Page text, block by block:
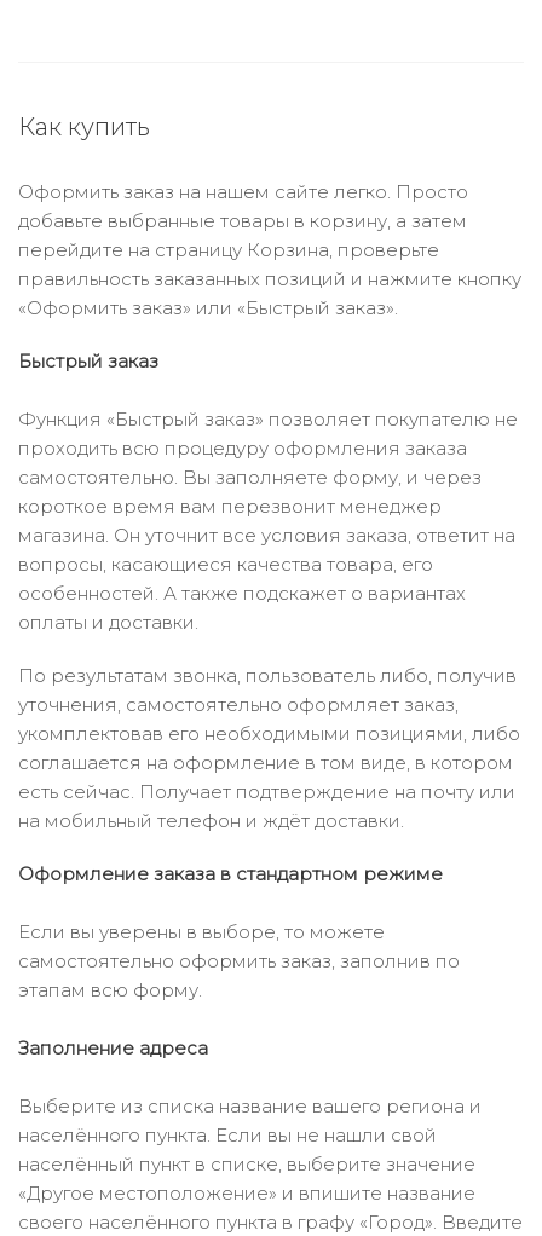
Как купить
Оформить заказ на нашем сайте легко. Просто
добавьте выбранные товары в корзину, а затем
перейдите на страницу Корзина, проверьте
правильность заказанных позиций и нажмите кнопку
«Оформить заказ» или «Быстрый заказ».
Быстрый заказ
Функция «Быстрый заказ» позволяет покупателю не
проходить всю процедуру оформления заказа
самостоятельно. Вы заполняете форму, и через
короткое время вам перезвонит менеджер
магазина. Он уточнит все условия заказа, ответит на
вопросы, касающиеся качества товара, его
особенностей. А также подскажет о вариантах
оплаты и доставки.
По результатам звонка, пользователь либо, получив
уточнения, самостоятельно оформляет заказ,
укомплектовав его необходимыми позициями, либо
соглашается на оформление в том виде, в котором
есть сейчас. Получает подтверждение на почту или
на мобильный телефон и ждёт доставки.
Оформление заказа в стандартном режиме
Если вы уверены в выборе, то можете
самостоятельно оформить заказ, заполнив по
этапам всю форму.
Заполнение адреса
Выберите из списка название вашего региона и
населённого пункта. Если вы не нашли свой
населённый пункт в списке, выберите значение
«Другое местоположение» и впишите название
своего населённого пункта в графу «Город». Введите